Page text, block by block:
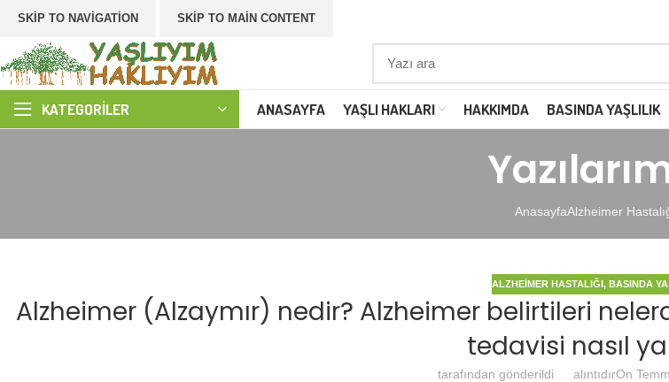
SKIP TO NAVIGATION SKIP TO MAIN CONTENT
KATEGORILER ANASAYFA YAŞLI HAKLARI HAKKIMDA BASINDA YAŞLILIK
AnasayfaAlzheimer
ALZHEIMER HASTALIĞI, BASINDA
Alzheimer (Alzaymır) nedir? Alzheimer belirtileri
tedavisi nasıl
tarafından gönderildi alıntıdırOn